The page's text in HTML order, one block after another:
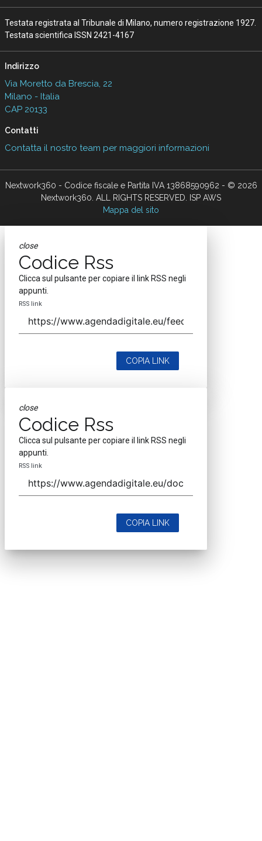
Testata registrata al Tribunale di Milano, numero registrazione 1927.
Testata scientifica ISSN 2421-4167
Indirizzo
Via Moretto da Brescia, 22
Milano - Italia
CAP 20133
Contatti
Contatta il nostro team per maggiori informazioni
Nextwork360 - Codice fiscale e Partita IVA 13868590962 - © 2026
Nextwork360. ALL RIGHTS RESERVED. ISP AWS
Mappa del sito
close
Codice Rss
Clicca sul pulsante per copiare il link RSS negli
appunti.
RSS link
COPIA LINK
close
Codice Rss
Clicca sul pulsante per copiare il link RSS negli
appunti.
RSS link
COPIA LINK